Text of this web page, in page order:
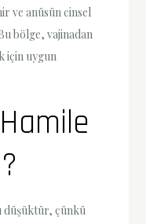
ve anüsün cinsel
bölge, vajinadan
için uygun
düşüktür, çünkü